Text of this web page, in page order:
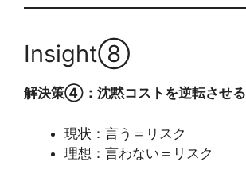
Insight⑧
解決策④：沈黙コストを逆転させる
現状：言う＝リスク
理想：言わない＝リスク